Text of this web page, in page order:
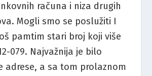
računa i niza drugih
Mogli smo se poslužiti I
pamtim stari broj koji više
079. Najvažnija je bilo
adrese, a sa tom prolaznom